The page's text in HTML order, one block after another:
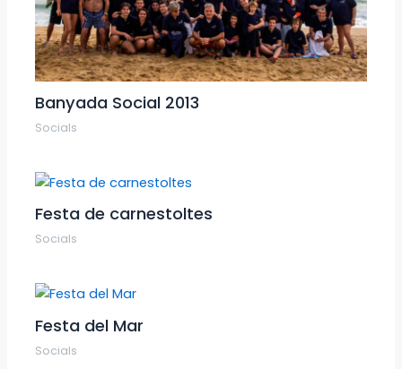
Banyada Social 2013
Socials
Festa de carnestoltes
Socials
Festa del Mar
Socials